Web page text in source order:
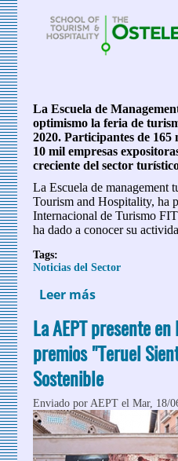
La Escuela de
optimismo la feria de
2020. Participantes de 165
10 mil empresas
creciente del sector
La Escuela de management
Tourism and Hospitality, ha
Internacional de Turismo
ha dado a conocer su
Tags:
Noticias del Sector
Leer más sobre
La AEPT presente
premios "Teruel
Sostenible
Enviado porAEPT el Mar, 18/